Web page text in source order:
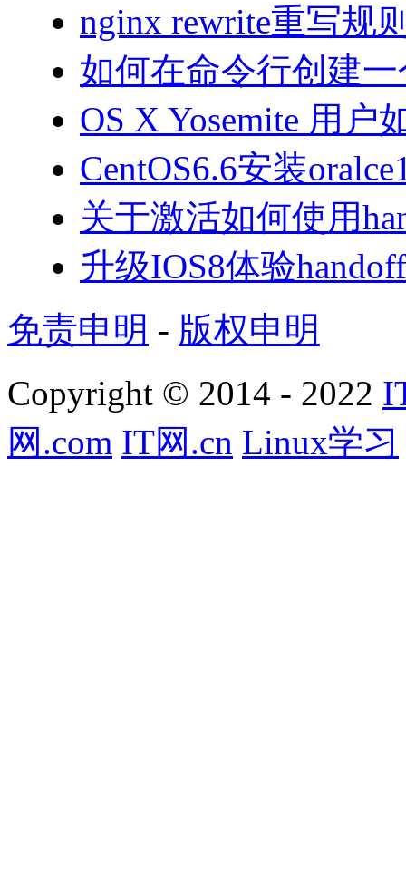
nginx rewrite重写规
如何在命令行创建
OS X Yosemite 用户
CentOS6.6安装
关于激活如何使用
升级IOS8体验
免责申明 - 版权申明
Copyright © 2014 - 2022
网.com IT网.cn Linux学习